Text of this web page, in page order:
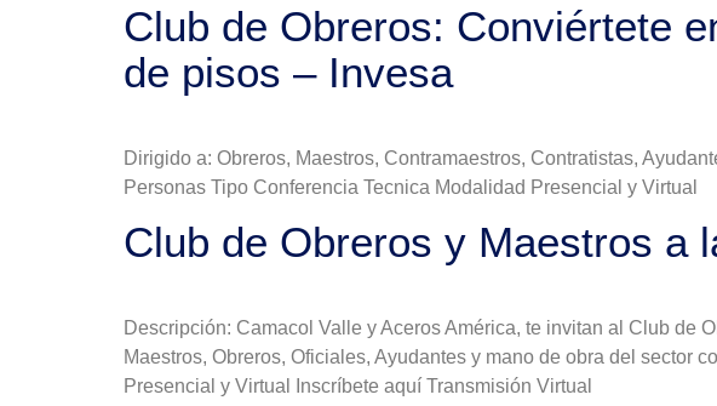
Club de Obreros: Conviértete
de pisos – Invesa
Dirigido a: Obreros, Maestros, Contramaestros, Contratistas,
Personas Tipo Conferencia Tecnica Modalidad Presencial y Virtual
Club de Obreros y Maestros a
Descripción: Camacol Valle y Aceros América, te invitan al Club de
Maestros, Obreros, Oficiales, Ayudantes y mano de obra del sector
Presencial y Virtual Inscríbete aquí Transmisión Virtual